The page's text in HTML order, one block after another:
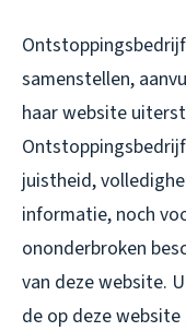
samenstellen,
haar website
juistheid,
informatie, noch
ononderbroken
van deze website.
de op deze